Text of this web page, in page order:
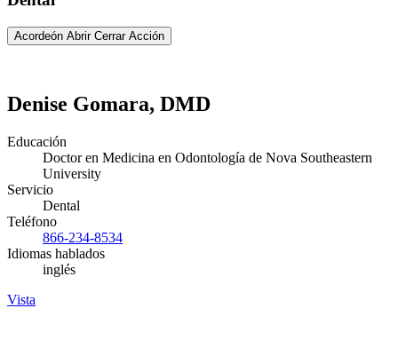
Acordeón Abrir Cerrar Acción
Denise Gomara, DMD
Educación
Doctor en Medicina en Odontología de Nova Southeastern
University
Servicio
Dental
Teléfono
866-234-8534
Idiomas hablados
inglés
Vista